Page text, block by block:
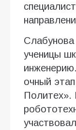
ученицы
очный
Политех».